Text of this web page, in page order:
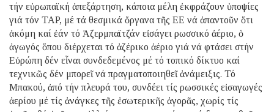
τήν εὐρωπαϊκή ἀπεξάρτηση, κάποια μέλη ἐκφράζουν ὑποψίες
γιά τόν TAP, μέ τά θεσμικά ὄργανα τῆς ΕΕ νά ἀπαντοῦν ὅτι
ἀκόμη καί ἐάν τό Ἀζερμπαϊτζάν εἰσάγει ρωσσικό ἀέριο, ὁ
ἀγωγός ὅπου διέρχεται τό ἀζέρικο ἀέριο γιά νά φτάσει στήν
Εὐρώπη δέν εἶναι συνδεδεμένος μέ τό τοπικό δίκτυο καί
τεχνικῶς δέν μπορεῖ νά πραγματοποιηθεῖ ἀνάμειξις. Τό
Μπακού, ἀπό τήν πλευρά του, συνδέει τίς ρωσσικές εἰσαγωγές
ἀερίου μέ τίς ἀνάγκες τῆς ἐσωτερικῆς ἀγορᾶς, χωρίς τίς